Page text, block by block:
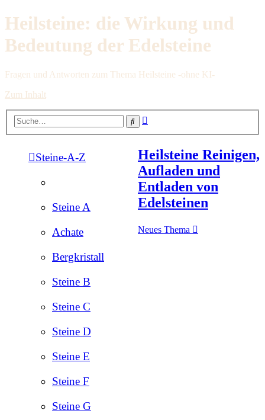
Heilsteine: die Wirkung und
Bedeutung der Edelsteine
Fragen und Antworten zum Thema Heilsteine -ohne KI-
Zum Inhalt
Suche
Steine-A-Z
Steine A
Achate
Bergkristall
Steine B
Steine C
Steine D
Steine E
Steine F
Steine G
Heilsteine Reinigen,
Aufladen und
Entladen von
Edelsteinen
Neues Thema